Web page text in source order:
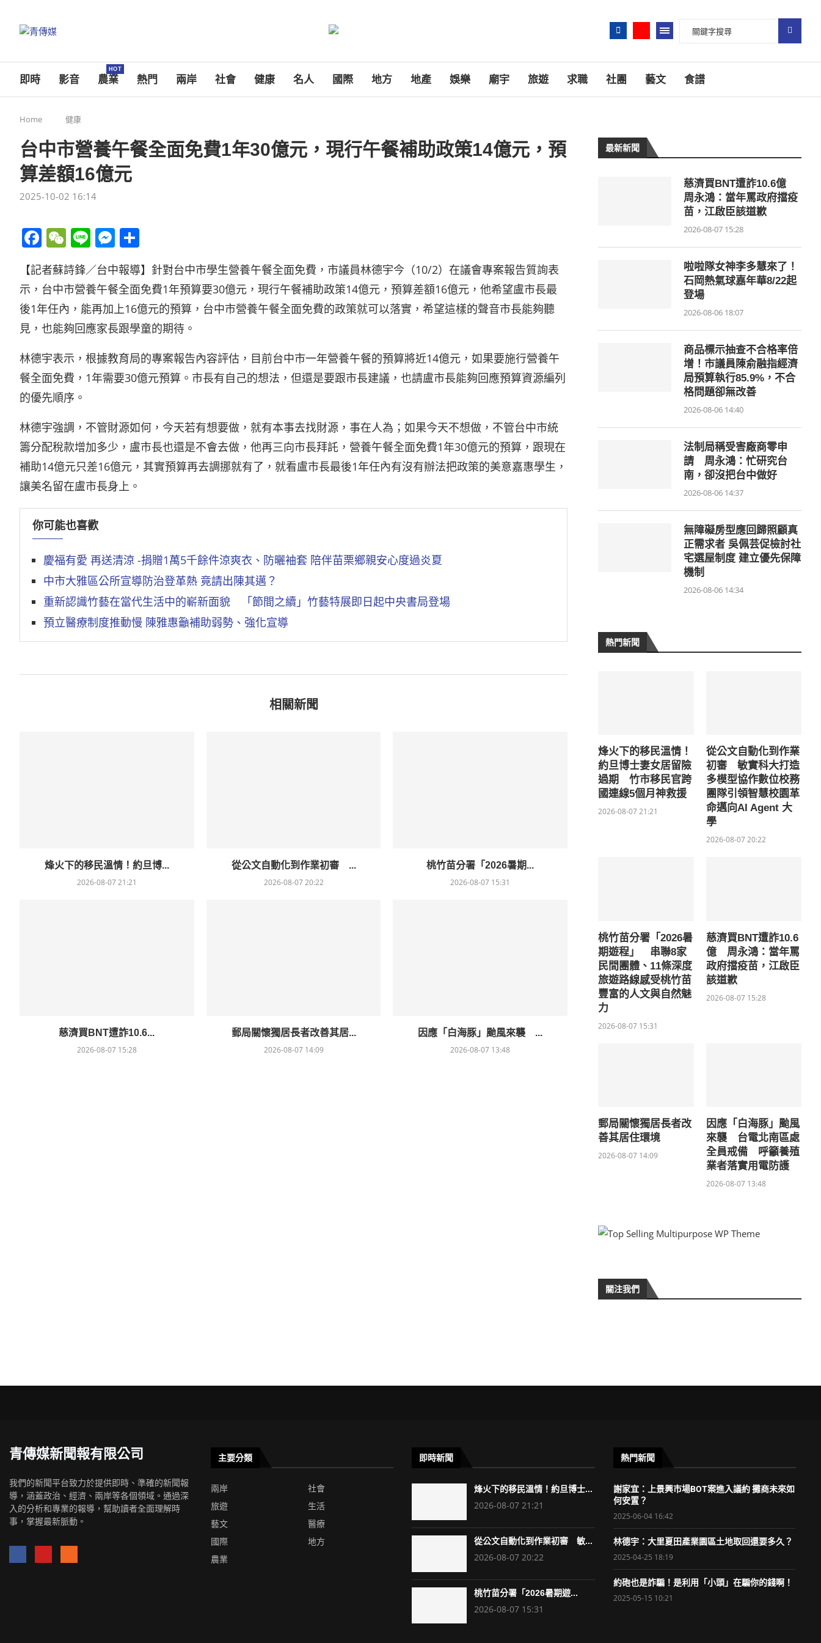
即時 影音 農業
HOT
熱門 兩岸 社會 健康 名人 國際 地方 地產 娛樂 廟宇 旅遊 求職 社團 藝文 食譜
Home 健康
台中市營養午餐全面免費1年30億元，現行午餐補助政策14億元，預
算差額16億元
2025-10-02 16:14
Facebook
WeChat
LineMessenger
享
【記者蘇詩鋒／台中報導】針對台中市學生營養午餐全面免費，市議員林德宇今（10/2）在議會專案報告質詢表
示，台中市營養午餐全面免費1年預算要30億元，現行午餐補助政策14億元，預算差額16億元，他希望盧市長最
後1年任內，能再加上16億元的預算，台中市營養午餐全面免費的政策就可以落實，希望這樣的聲音市長能夠聽
見，也能夠回應家長跟學童的期待。
林德宇表示，根據教育局的專案報告內容評估，目前台中市一年營養午餐的預算將近14億元，如果要施行營養午
餐全面免費，1年需要30億元預算。市長有自己的想法，但還是要跟市長建議，也請盧市長能夠回應預算資源編列
的優先順序。
林德宇強調，不管財源如何，今天若有想要做，就有本事去找財源，事在人為；如果今天不想做，不管台中市統
籌分配稅款增加多少，盧市長也還是不會去做，他再三向市長拜託，營養午餐全面免費1年30億元的預算，跟現在
補助14億元只差16億元，其實預算再去調挪就有了，就看盧市長最後1年任內有沒有辦法把政策的美意嘉惠學生，
讓美名留在盧市長身上。
你可能也喜歡
慶福有愛 再送清涼 -捐贈1萬5千餘件涼爽衣、防曬袖套 陪伴苗栗鄉親安心度過炎夏
中市大雅區公所宣導防治登革熱 竟請出陳其邁？
重新認識竹藝在當代生活中的嶄新面貌 「節間之續」竹藝特展即日起中央書局登場
預立醫療制度推動慢 陳雅惠籲補助弱勢、強化宣導
相關新聞
烽火下的移民溫情！約旦博...
2026-08-07 21:21
從公文自動化到作業初審 ...
2026-08-07 20:22
桃竹苗分署「2026暑期...
2026-08-07 15:31
慈濟買BNT遭詐10.6...
2026-08-07 15:28
郵局關懷獨居長者改善其居...
2026-08-07 14:09
因應「白海豚」颱風來襲 ...
2026-08-07 13:48
最新新聞
慈濟買BNT遭詐10.6億
周永鴻：當年罵政府擋疫
苗，江啟臣該道歉
2026-08-07 15:28
啦啦隊女神李多慧來了！
石岡熱氣球嘉年華8/22起
登場
2026-08-06 18:07
商品標示抽查不合格率倍
增！市議員陳俞融指經濟
局預算執行85.9%，不合
格問題卻無改善
2026-08-06 14:40
法制局稱受害廠商零申
請 周永鴻：忙研究台
南，卻沒把台中做好
2026-08-06 14:37
無障礙房型應回歸照顧真
正需求者 吳佩芸促檢討社
宅選屋制度 建立優先保障
機制
2026-08-06 14:34
熱門新聞
烽火下的移民溫情！
約旦博士妻女居留險
過期 竹市移民官跨
國連線5個月神救援
2026-08-07 21:21
從公文自動化到作業
初審 敏實科大打造
多模型協作數位校務
團隊引領智慧校園革
命邁向AI Agent 大
學
2026-08-07 20:22
桃竹苗分署「2026暑
期遊程」 串聯8家
民間團體、11條深度
旅遊路線感受桃竹苗
豐富的人文與自然魅
力
2026-08-07 15:31
慈濟買BNT遭詐10.6
億 周永鴻：當年罵
政府擋疫苗，江啟臣
該道歉
2026-08-07 15:28
郵局關懷獨居長者改
善其居住環境
2026-08-07 14:09
因應「白海豚」颱風
來襲 台電北南區處
全員戒備 呼籲養殖
業者落實用電防護
2026-08-07 13:48
關注我們
青傳媒新聞報有限公司
我們的新聞平台致力於提供即時、準確的新聞報
導，涵蓋政治、經濟、兩岸等各個領域。通過深
入的分析和專業的報導，幫助讀者全面理解時
事，掌握最新脈動。
主要分類
兩岸
社會
旅遊
生活
藝文
醫療
國際
地方
農業
即時新聞
烽火下的移民溫情！約旦博士...
2026-08-07 21:21
從公文自動化到作業初審 敏...
2026-08-07 20:22
桃竹苗分署「2026暑期遊...
2026-08-07 15:31
熱門新聞
謝家宜：上景興市場BOT案進入議約 攤商未來如
何安置？
2025-06-04 16:42
林德宇：大里夏田產業園區土地取回還要多久？
2025-04-25 18:19
約砲也是詐騙！是利用「小頭」在騙你的錢啊！
2025-05-15 10:21